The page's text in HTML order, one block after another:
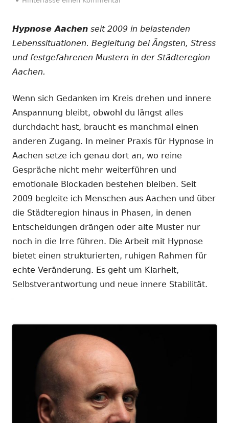
Hypnose Aachen seit 2009 in belastenden
Lebenssituationen. Begleitung bei Ängsten, Stress
und festgefahrenen Mustern in der Städteregion
Aachen.
Wenn sich Gedanken im Kreis drehen und innere
Anspannung bleibt, obwohl du längst alles
durchdacht hast, braucht es manchmal einen
anderen Zugang. In meiner Praxis für Hypnose in
Aachen setze ich genau dort an, wo reine
Gespräche nicht mehr weiterführen und
emotionale Blockaden bestehen bleiben. Seit
2009 begleite ich Menschen aus Aachen und über
die Städteregion hinaus in Phasen, in denen
Entscheidungen drängen oder alte Muster nur
noch in die Irre führen. Die Arbeit mit Hypnose
bietet einen strukturierten, ruhigen Rahmen für
echte Veränderung. Es geht um Klarheit,
Selbstverantwortung und neue innere Stabilität.